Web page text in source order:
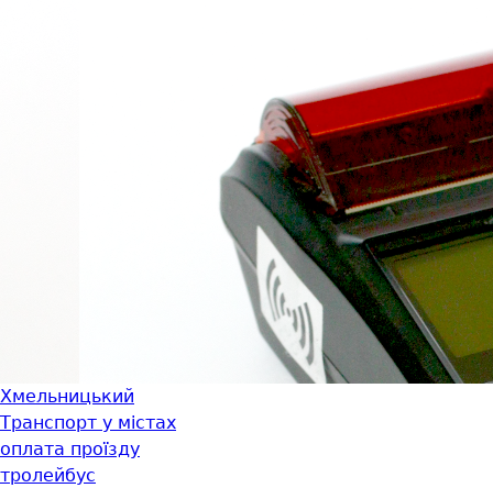
Хмельницький
Транспорт у містах
оплата проїзду
тролейбус